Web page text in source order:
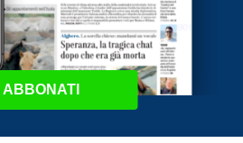
ABBONATI